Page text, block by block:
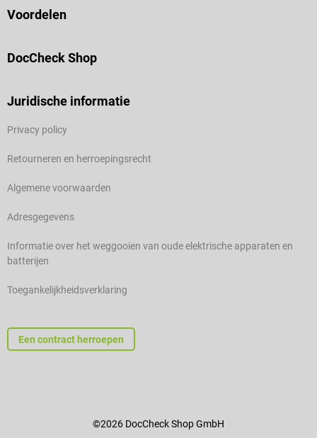
Voordelen
DocCheck Shop
Juridische informatie
Privacy policy
Retourneren en herroepingsrecht
Algemene voorwaarden
Adresgegevens
Informatie over het weggooien van oude elektrische apparaten en
batterijen
Toegankelijkheidsverklaring
Een contract herroepen
©2026 DocCheck Shop GmbH